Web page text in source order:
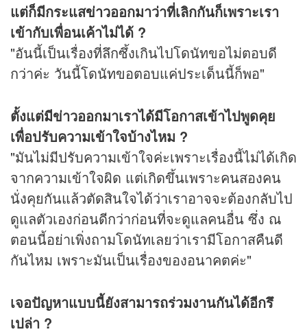
แต่ก็มีกระแสข่าวออกมาว่าที่เลิกกันก็เพราะเรา
เข้ากับเพื่อนเค้าไม่ได้ ?
"อันนี้เป็นเรื่องที่ลึกซึ้งเกินไปโดนัทขอไม่ตอบดี
กว่าค่ะ วันนี้โดนัทขอตอบแค่ประเด็นนี้ก็พอ"
ตั้งแต่มีข่าวออกมาเราได้มีโอกาสเข้าไปพูดคุย
เพื่อปรับความเข้าใจบ้างไหม ?
"มันไม่มีปรับความเข้าใจค่ะเพราะเรื่องนี้ไม่ได้เกิด
จากความเข้าใจผิด แต่เกิดขึ้นเพราะคนสองคน
นั่งคุยกันแล้วตัดสินใจได้ว่าเราอาจจะต้องกลับไป
ดูแลตัวเองก่อนดีกว่าก่อนที่จะดูแลคนอื่น ซึ่ง ณ
ตอนนี้อย่าเพิ่งถามโดนัทเลยว่าเรามีโอกาสคืนดี
กันไหม เพราะมันเป็นเรื่องของอนาคตค่ะ"
เจอปัญหาแบบนี้ยังสามารถร่วมงานกันได้อีกรึ
เปล่า ?